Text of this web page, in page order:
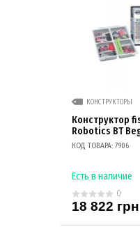
КОНСТРУКТОРЫ
Конструктор
Robotics BT
КОД ТОВАРА: 7906
Есть в наличие
0
18 822 грн